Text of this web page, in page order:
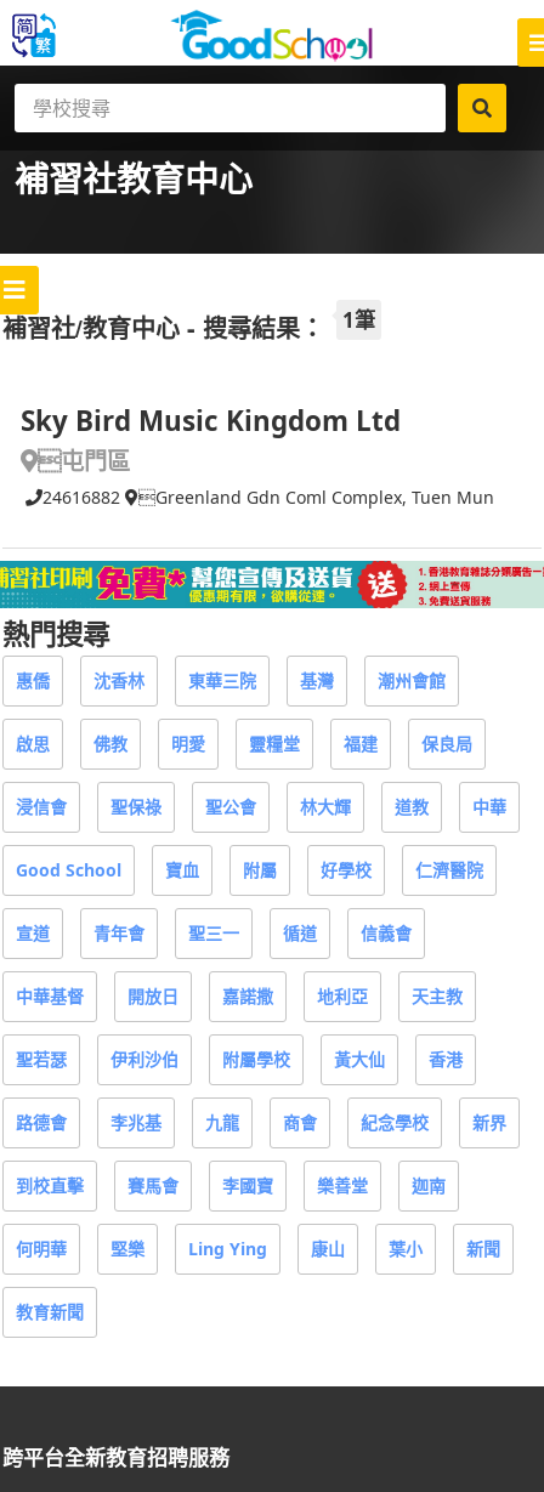
補習社教育中心
補習社/教育中心 - 搜尋結果： 1筆
Sky Bird Music Kingdom Ltd
屯門區
24616882 Greenland Gdn Coml Complex, Tuen Mun
熱門搜尋
惠僑 沈香林 東華三院 基灣 潮州會館
啟思 佛教 明愛 靈糧堂 福建 保良局
浸信會 聖保祿 聖公會 林大輝 道教 中華
Good School 寶血 附屬 好學校 仁濟醫院
宣道 青年會 聖三一 循道 信義會
中華基督 開放日 嘉諾撒 地利亞 天主教
聖若瑟 伊利沙伯 附屬學校 黃大仙 香港
路德會 李兆基 九龍 商會 紀念學校 新界
到校直擊 賽馬會 李國寶 樂善堂 迦南
何明華 堅樂 Ling Ying 康山 葉小 新聞
教育新聞
跨平台全新教育招聘服務